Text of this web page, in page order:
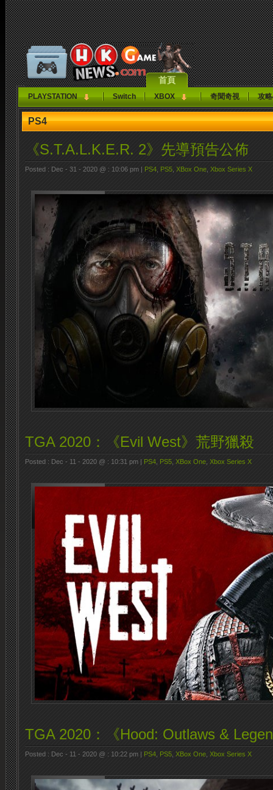
首頁
PLAYSTATION Switch XBOX 奇聞奇視 攻
PS4
《S.T.A.L.K.E.R. 2》先導預告公佈
Posted : Dec - 31 - 2020 @ : 10:06 pm | PS4 PS5 XBox One Xbox Series X
TGA 2020：《Evil West》荒野獵殺
Posted : Dec - 11 - 2020 @ : 10:31 pm | PS4 PS5 XBox One Xbox Series X
TGA 2020：《Hood: Outlaws &
Posted : Dec - 11 - 2020 @ : 10:22 pm | PS4 PS5 XBox One Xbox Series X